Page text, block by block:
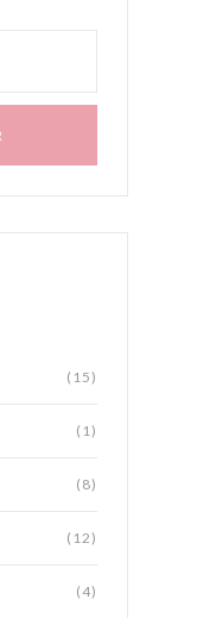
(15)
(1)
(8)
(12)
(4)